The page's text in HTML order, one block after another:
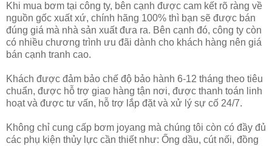
Khi mua bơm tại công ty, bên cạnh được cam kết rõ ràng về
nguồn gốc xuất xứ, chính hãng 100% thì bạn sẽ được bán
đúng giá mà nhà sản xuất đưa ra. Bên cạnh đó, công ty còn
có nhiều chương trình ưu đãi dành cho khách hàng nên giá
bán cạnh tranh cao.
Khách được đảm bảo chế độ bảo hành 6-12 tháng theo tiêu
chuẩn, được hỗ trợ giao hàng tận nơi, được thanh toán linh
hoạt và được tư vấn, hỗ trợ lắp đặt và xử lý sự cố 24/7.
Không chỉ cung cấp bơm joyang mà chúng tôi còn có đầy đủ
các phụ kiện thủy lực cần thiết như: Ống dầu, cút nối, đồng